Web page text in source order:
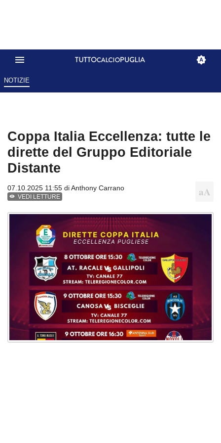
NOTIZIE
Coppa Italia Eccellenza: tutte le
dirette del Gruppo Editoriale
Distante
07.10.2025 11:55 diAnthony Carrano
VEDI LETTURE